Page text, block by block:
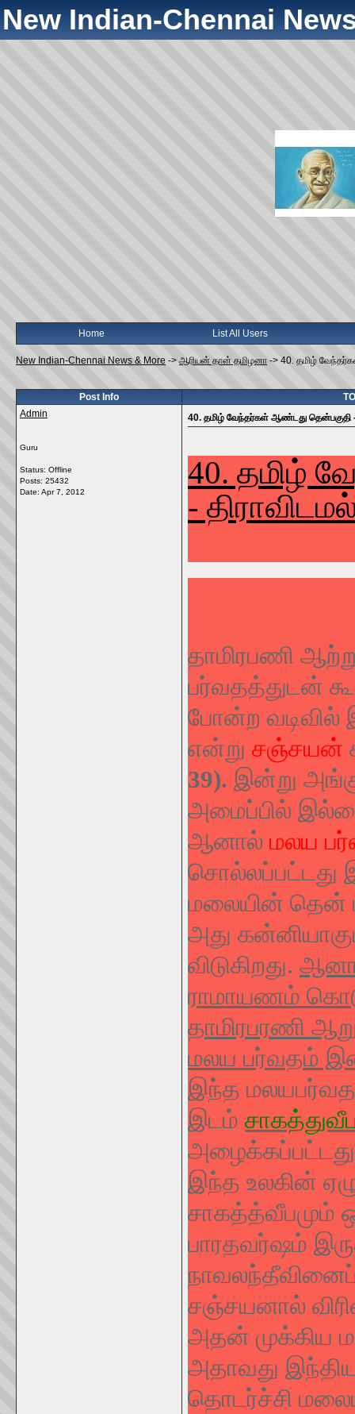
New Indian-Chennai
Home List All Users
New Indian-Chennai News & More -> ஆரியன் தான் தமிழனா -> 40. தமிழ்
Post Info
Admin
Guru
Status: Offline
Posts: 25432
Date: Apr 7, 2012
40. தமிழ் வேந்தர்கள் ஆண்டது தென்பகுதி -
40. தமிழ்
-
தாமிரபணி
பர்வதத்துடன்
போன்ற வடிவில்
என்று சஞ்சயன்
39). இன்று
அமைப்பில்
ஆனால் மலய
சொல்லப்பட்டது
மலையின் தென்
அது
விடுகிறது.
ராமாயணம்
தாமிரபரணி
மலய பர்வதம்
இந்த
இடம்
இந்த உலகின் ஏழு
சாகத்த்வீபமும்
பாரதவர்ஷம்
சஞ்சயனால்
அதன் முக்கிய
அதாவது
தொடர்ச்சி